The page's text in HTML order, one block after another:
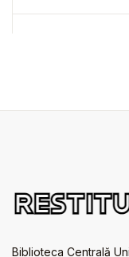
Biblioteca Centrală